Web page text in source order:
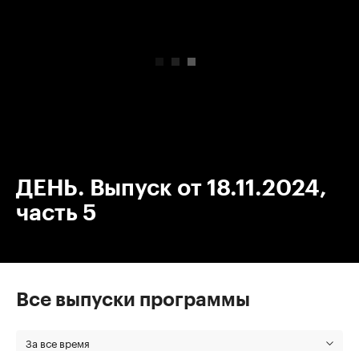
ДЕНЬ. Выпуск от 18.11.2024,
часть 5
Все выпуски программы
За все время